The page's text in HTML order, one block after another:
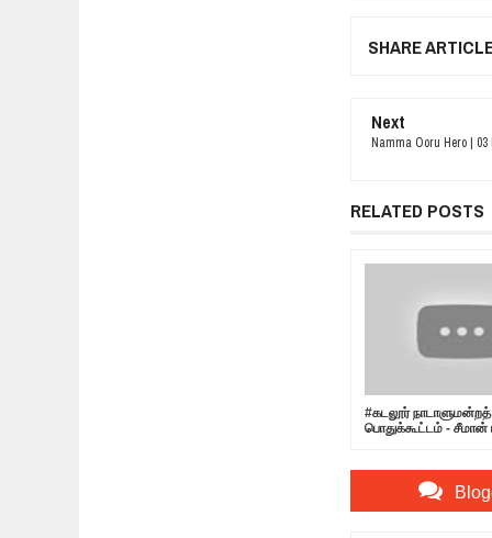
SHARE
Next
Namma Ooru Hero | 03
RELATED POSTS
#கடலூர்
பொதுக்கூட்டம் - சீமான்